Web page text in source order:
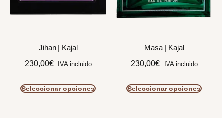
Jihan | Kajal
230,00€ IVA incluido
Seleccionar opciones
Masa | Kajal
230,00€ IVA incluido
Seleccionar opciones